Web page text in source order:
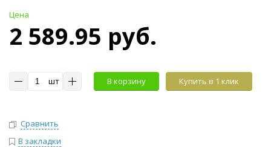
Цена
2 589.95 руб.
шт В корзину Купить в 1 клик
Сравнить
В закладки